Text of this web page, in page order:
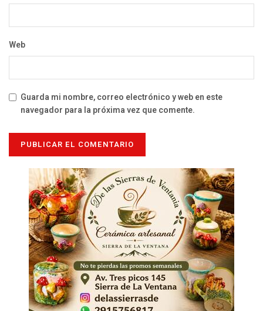
Web
Guarda mi nombre, correo electrónico y web en este
navegador para la próxima vez que comente.